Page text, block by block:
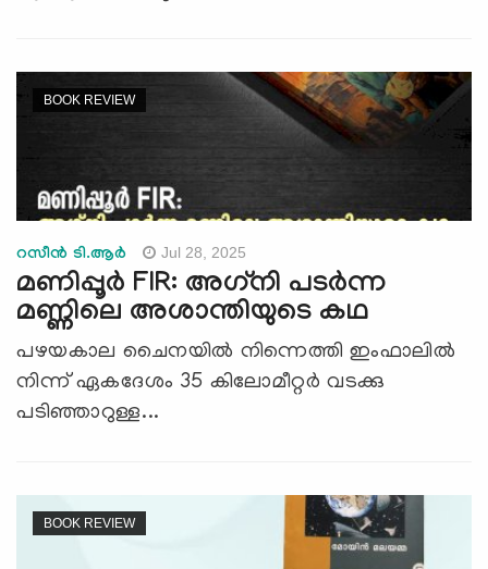
BOOK REVIEW
റസീൻ ടി.ആർ Jul 28, 2025
മണിപ്പൂര്‍ FIR: അഗ്‌നി പടര്‍ന്ന
മണ്ണിലെ അശാന്തിയുടെ കഥ
പഴയകാല ചൈനയില്‍ നിന്നെത്തി ഇംഫാലില്‍
നിന്ന് ഏകദേശം 35 കിലോമീറ്റര്‍ വടക്കു
പടിഞ്ഞാറുള്ള...
BOOK REVIEW